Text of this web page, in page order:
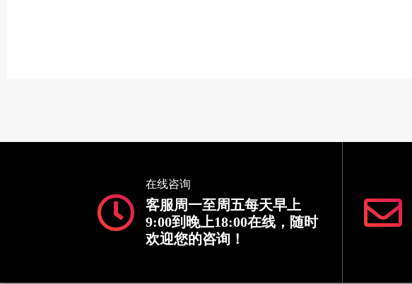
在线咨询
客服周一至周五每天早上
9:00到晚上18:00在线，随时
欢迎您的咨询！